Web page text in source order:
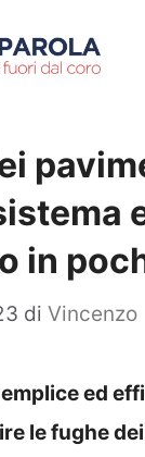
in
di Vincenzo
ed
le fughe